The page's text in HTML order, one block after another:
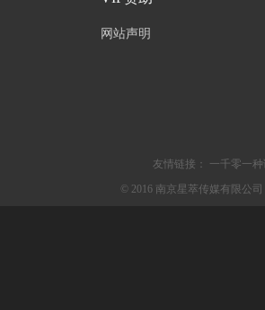
网站声明
友情链接：
一千零一
© 2016 南京星萃传媒有限公司